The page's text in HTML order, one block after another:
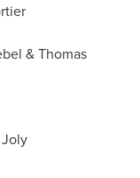
&Thomas